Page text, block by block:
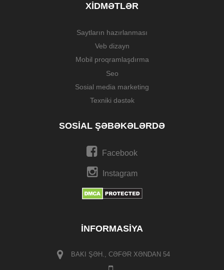
XIDMƏTLƏR
Saytların hazırlanması
Veb dizayn
Mobil proqramlaşdırma
Seo
Sosial media marketing
Texniki dəstək
SOSIAL ŞƏBƏKƏLƏRDƏ
Facebook
Instagram
İNFORMASIYA
BAKI ŞƏH., CƏFƏR XƏNDAN 54